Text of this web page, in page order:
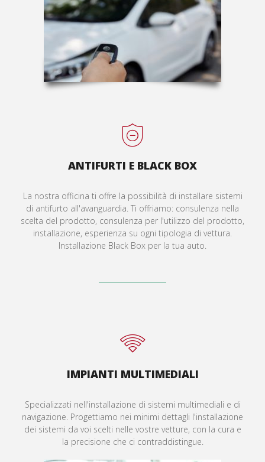
ANTIFURTI E BLACK BOX
La nostra officina ti offre la possibilità di installare sistemi
di antifurto all'avanguardia. Ti offriamo: consulenza nella
scelta del prodotto, consulenza per l'utilizzo del prodotto,
installazione, esperienza su ogni tipologia di vettura.
Installazione Black Box per la tua auto.
IMPIANTI MULTIMEDIALI
Specializzati nell'installazione di sistemi multimediali e di
navigazione. Progettiamo nei minimi dettagli l'installazione
dei sistemi da voi scelti nelle vostre vetture, con la cura e
la precisione che ci contraddistingue.